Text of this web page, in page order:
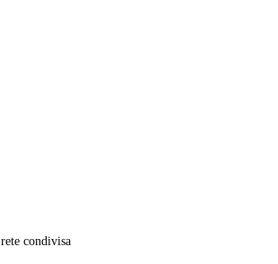
condivisa